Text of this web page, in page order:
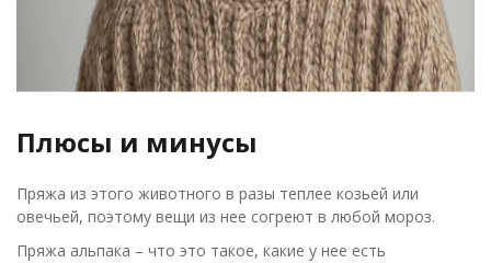
Плюсы и минусы
Пряжа из этого животного в разы теплее козьей или
овечьей, поэтому вещи из нее согреют в любой мороз.
Пряжа альпака – что это такое, какие у нее есть